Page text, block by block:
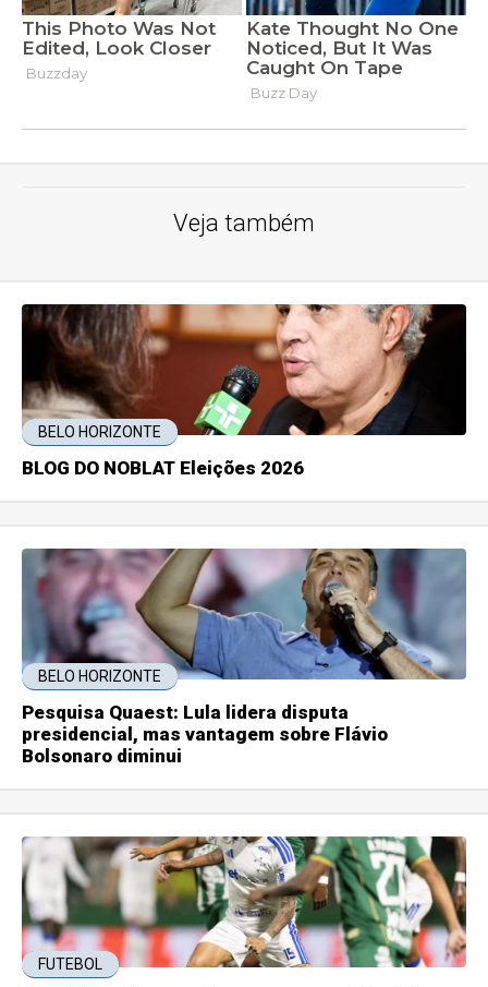
Veja também
BELO HORIZONTE
BLOG DO NOBLAT Eleições 2026
BELO HORIZONTE
Pesquisa Quaest: Lula lidera disputa
presidencial, mas vantagem sobre Flávio
Bolsonaro diminui
FUTEBOL